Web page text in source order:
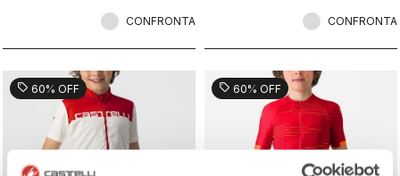
CONFRONTA CONFRONTA
sell 60% OFF sell 60% OFF